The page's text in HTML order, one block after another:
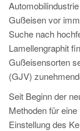
MAGMA
PT
MAGMA Türkei
EN
TR
Gußeisen vor
Suche nach
Lamellengraphit
Gußeisensorten
(GJV)
Seit Beginn der
Methoden für
Einstellung des